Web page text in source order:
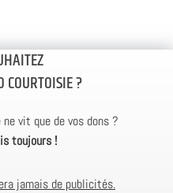
?
vit que de vos dons ?
toujours !
jamais de publicités.